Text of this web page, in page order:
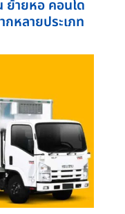
ายหอ คอนโด
หลายประเภท